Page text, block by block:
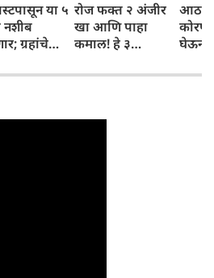
या ५
नशीब
ग्रहांचे
आणि शुभ
सुरुवात
रोज फक्त २ अंजीर
खा आणि पाहा
कमाल! हे ३
तुम्हाला ठाऊक
घेऊन